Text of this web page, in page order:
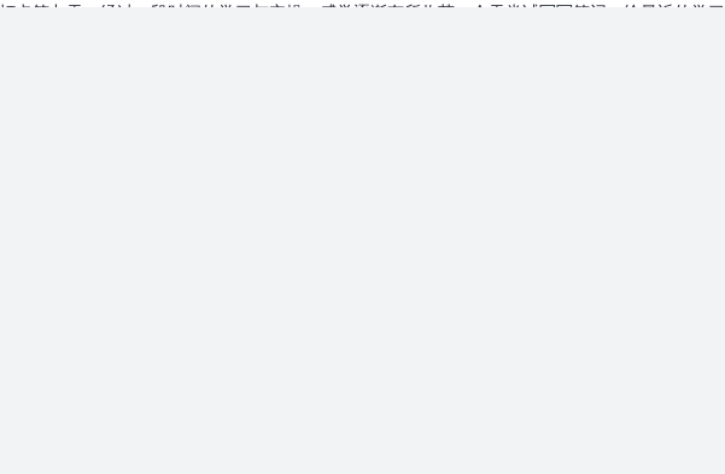
打卡第九天，经过一段时间的学习与实操，感觉逐渐有所收获。今天尝试写写笔记，给最近的学习